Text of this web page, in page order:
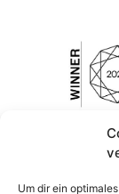
Um dir ein